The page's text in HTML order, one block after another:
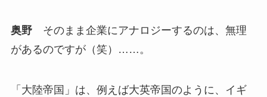
奥野そのまま企業にアナロジーするのは、無理
があるのですが（笑）……。
「大陸帝国」は、例えば大英帝国のように、イギ